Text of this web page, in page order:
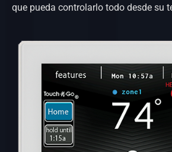
que pueda controlarlo todo desde su